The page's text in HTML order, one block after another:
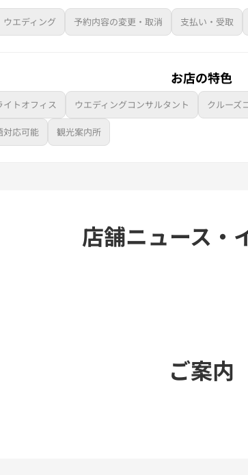
ウエディング 予約内容の変更・取消 支払い・受取
お店の特色
イトオフィス ウエディングコンサルタント クルーズ
対応可能 観光案内所
店舗ニュース・
ご案内